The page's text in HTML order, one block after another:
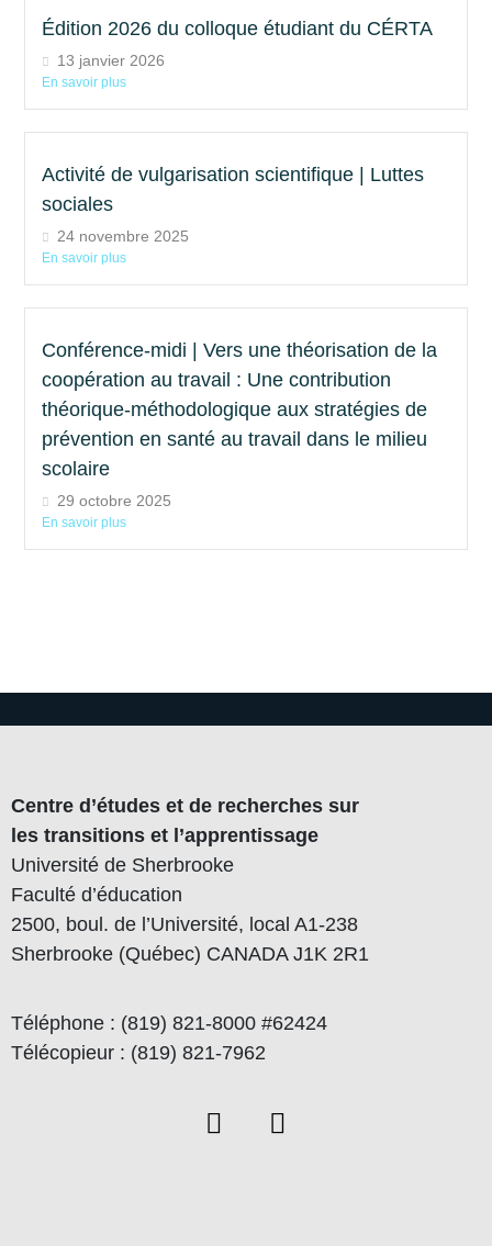
Édition 2026 du colloque étudiant du CÉRTA
13 janvier 2026
En savoir plus
Activité de vulgarisation scientifique | Luttes
sociales
24 novembre 2025
En savoir plus
Conférence-midi | Vers une théorisation de la
coopération au travail : Une contribution
théorique-méthodologique aux stratégies de
prévention en santé au travail dans le milieu
scolaire
29 octobre 2025
En savoir plus
Centre d’études et de recherches sur
les transitions et l’apprentissage
Université de Sherbrooke
Faculté d’éducation
2500, boul. de l’Université, local A1-238
Sherbrooke (Québec) CANADA J1K 2R1
Téléphone : (819) 821-8000 #62424
Télécopieur : (819) 821-7962